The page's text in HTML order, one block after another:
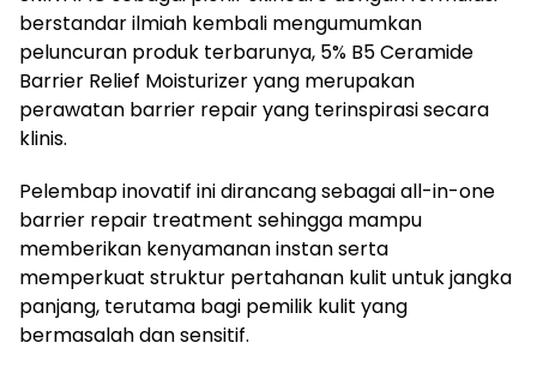
berstandar ilmiah kembali mengumumkan
peluncuran produk terbarunya, 5% B5 Ceramide
Barrier Relief Moisturizer yang merupakan
perawatan barrier repair yang terinspirasi secara
klinis.
Pelembap inovatif ini dirancang sebagai all-in-one
barrier repair treatment sehingga mampu
memberikan kenyamanan instan serta
memperkuat struktur pertahanan kulit untuk jangka
panjang, terutama bagi pemilik kulit yang
bermasalah dan sensitif.